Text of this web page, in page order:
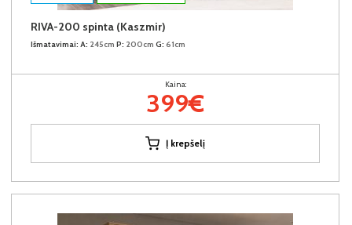
RIVA-200 spinta (Kaszmir)
Išmatavimai: A: 245cm P: 200cm G: 61cm
Kaina:
399€
Į krepšelį